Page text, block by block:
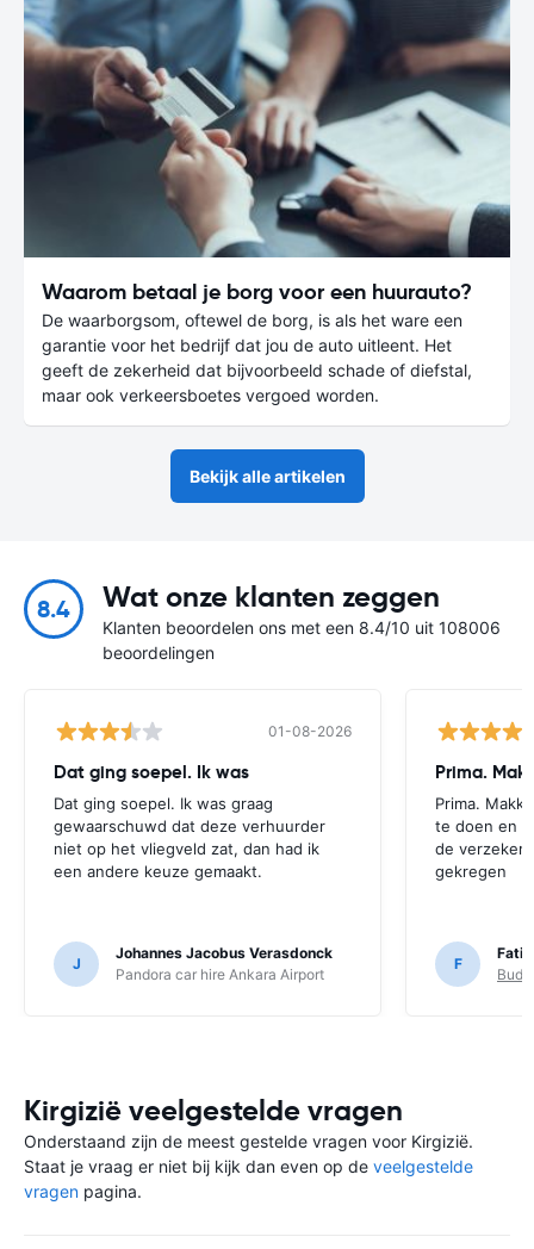
Waarom betaal je borg voor een huurauto?
De waarborgsom, oftewel de borg, is als het ware een
garantie voor het bedrijf dat jou de auto uitleent. Het
geeft de zekerheid dat bijvoorbeeld schade of diefstal,
maar ook verkeersboetes vergoed worden.
Bekijk alle artikelen
8.4 Wat onze klanten zeggen
Klanten beoordelen ons met een 8.4/10 uit 108006
beoordelingen
01-08-2026
Dat ging soepel. Ik was
Dat ging soepel. Ik was graag
gewaarschuwd dat deze verhuurder
niet op het vliegveld zat, dan had ik
een andere keuze gemaakt.
J
Johannes Jacobus Verasdonck
Pandora car hire Ankara Airport
Prima.
Prima.
te doen en
de
gekregen
F
Fatih
Kirgizië veelgestelde vragen
Onderstaand zijn de meest gestelde vragen voor Kirgizië.
Staat je vraag er niet bij kijk dan even op de veelgestelde
vragen pagina.